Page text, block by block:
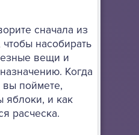
сначала из
насобирать
вещи и
Когда
вы поймете,
яблоки, и как
расческа.